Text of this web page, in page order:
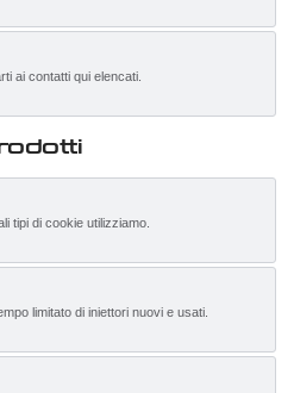
ai contatti qui elencati.
tipi di cookie utilizziamo.
limitato di iniettori nuovi e usati.